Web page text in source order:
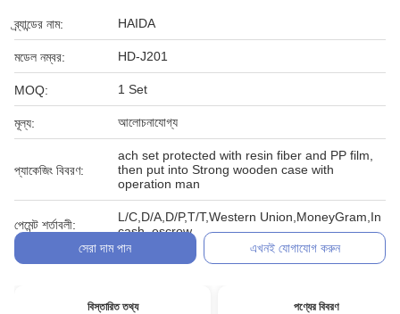
ব্র্যান্ডের নাম: HAIDA
মডেল নম্বর: HD-J201
MOQ: 1 Set
মূল্য: আলোচনাযোগ্য
প্যাকেজিং বিবরণ:
ach set protected with resin fiber and PP film,
then put into Strong wooden case with
operation man
পেমেন্ট শর্তাবলী:
L/C,D/A,D/P,T/T,Western Union,MoneyGram,In
cash, escrow
সেরা দাম পান
এখনই যোগাযোগ করুন
বিস্তারিত তথ্য পণ্যের বিবরণ